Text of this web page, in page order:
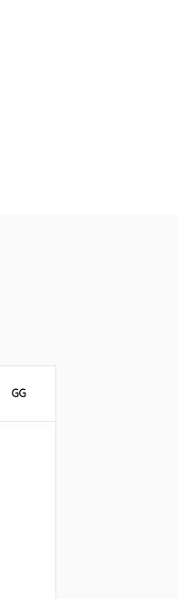
GG